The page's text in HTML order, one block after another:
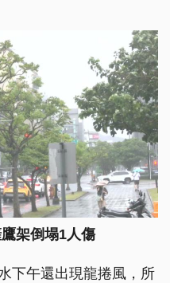
架倒塌1人傷
下午還出現龍捲風，所